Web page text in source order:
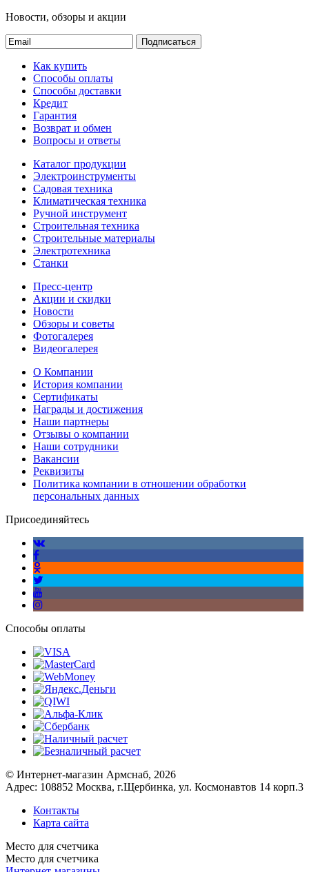
Новости, обзоры и акции
Подписаться
Как купить
Способы оплаты
Способы доставки
Кредит
Гарантия
Возврат и обмен
Вопросы и ответы
Каталог продукции
Электроинструменты
Садовая техника
Климатическая техника
Ручной инструмент
Строительная техника
Строительные материалы
Электротехника
Станки
Пресс-центр
Акции и скидки
Новости
Обзоры и советы
Фотогалерея
Видеогалерея
О Компании
История компании
Сертификаты
Награды и достижения
Наши партнеры
Отзывы о компании
Наши сотрудники
Вакансии
Реквизиты
Политика компании в отношении обработки
персональных данных
Присоединяйтесь
Способы оплаты
© Интернет-магазин Армснаб, 2026
Адрес: 108852 Москва, г.Щербинка, ул. Космонавтов 14 корп.3
Контакты
Карта сайта
Место для счетчика
Место для счетчика